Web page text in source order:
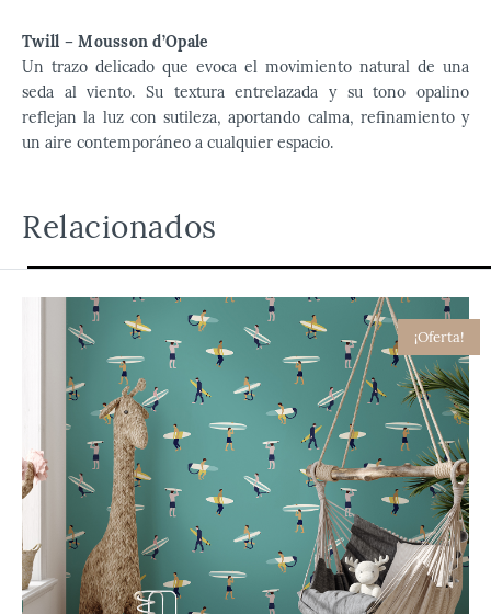
Twill – Mousson d’Opale
Un trazo delicado que evoca el movimiento natural de una
seda al viento. Su textura entrelazada y su tono opalino
reflejan la luz con sutileza, aportando calma, refinamiento y
un aire contemporáneo a cualquier espacio.
Relacionados
¡Oferta!